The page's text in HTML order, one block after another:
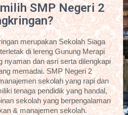
SMP Negeri 2
merupakan Sekolah Siaga
di lereng Gunung Merapi
nyaman dan asri serta dilengkapi
memadai. SMP Negeri 2
sekolah yang rapi dan
tenaga pendidik yang handal,
sekolah yang berpengalaman
& manajemen sekolah.